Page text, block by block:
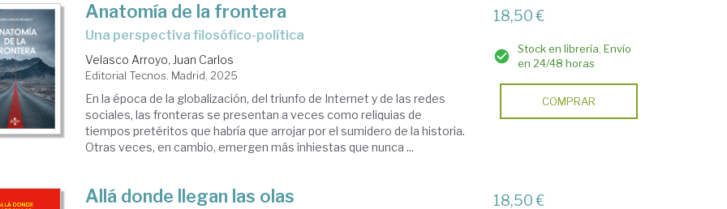
Anatomía de la frontera
Una perspectiva filosófico-política
Velasco Arroyo, Juan Carlos
Editorial Tecnos. Madrid, 2025
En la época de la globalización, del triunfo de Internet y de las redes
sociales, las fronteras se presentan a veces como reliquias de
tiempos pretéritos que habría que arrojar por el sumidero de la historia.
Otras veces, en cambio, emergen más inhiestas que nunca ...
18,50 €
Stock en librería. Envío
en 24/48 horas
COMPRAR
Allá donde llegan las olas 18,50 €